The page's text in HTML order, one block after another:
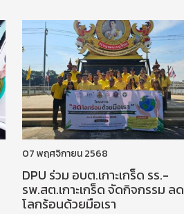
07 พฤศจิกายน 2568
DPU ร่วม อบต.เกาะเกร็ด รร.-
รพ.สต.เกาะเกร็ด จัดกิจกรรม ลด
โลกร้อนด้วยมือเรา